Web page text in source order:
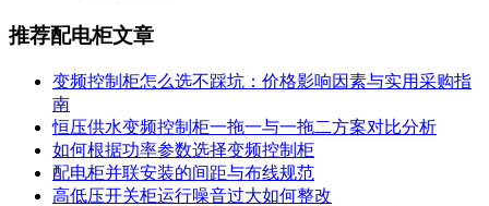
推荐配电柜文章
变频控制柜怎么选不踩坑：价格影响因素与实用采购指
南
恒压供水变频控制柜一拖一与一拖二方案对比分析
如何根据功率参数选择变频控制柜
配电柜并联安装的间距与布线规范
高低压开关柜运行噪音过大如何整改